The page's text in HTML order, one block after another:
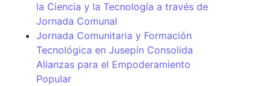
la Ciencia y la Tecnología a través de
Jornada Comunal
Jornada Comunitaria y Formación
Tecnológica en Jusepín Consolida
Alianzas para el Empoderamiento
Popular